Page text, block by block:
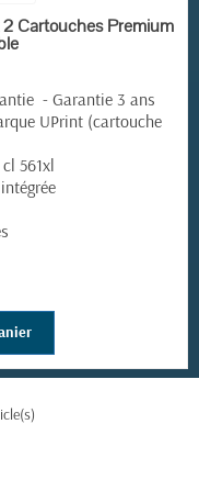
Cartouches Premium
- Garantie 3 ans
UPrint (cartouche
561xl